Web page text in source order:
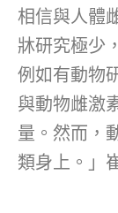
相信與人體
牀研究極少
例如有動物
與動物雌激
量。然而，
類身上。」